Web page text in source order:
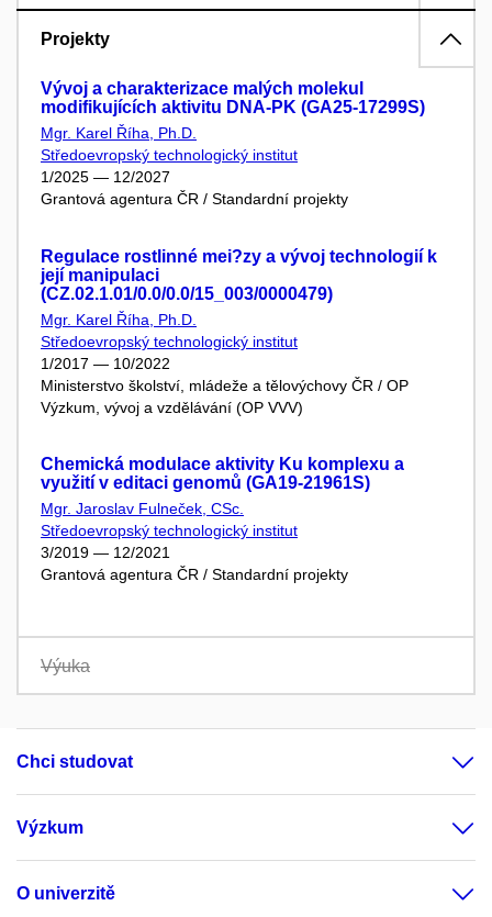
Projekty
Vývoj a charakterizace malých molekul
modifikujících aktivitu DNA-PK (GA25-17299S)
Mgr. Karel Říha, Ph.D.
Středoevropský technologický institut
1/2025 — 12/2027
Grantová agentura ČR / Standardní projekty
Regulace rostlinné mei?zy a vývoj technologií k
její manipulaci
(CZ.02.1.01/0.0/0.0/15_003/0000479)
Mgr. Karel Říha, Ph.D.
Středoevropský technologický institut
1/2017 — 10/2022
Ministerstvo školství, mládeže a tělovýchovy ČR / OP
Výzkum, vývoj a vzdělávání (OP VVV)
Chemická modulace aktivity Ku komplexu a
využití v editaci genomů (GA19-21961S)
Mgr. Jaroslav Fulneček, CSc.
Středoevropský technologický institut
3/2019 — 12/2021
Grantová agentura ČR / Standardní projekty
Výuka
Chci studovat
Výzkum
O univerzitě